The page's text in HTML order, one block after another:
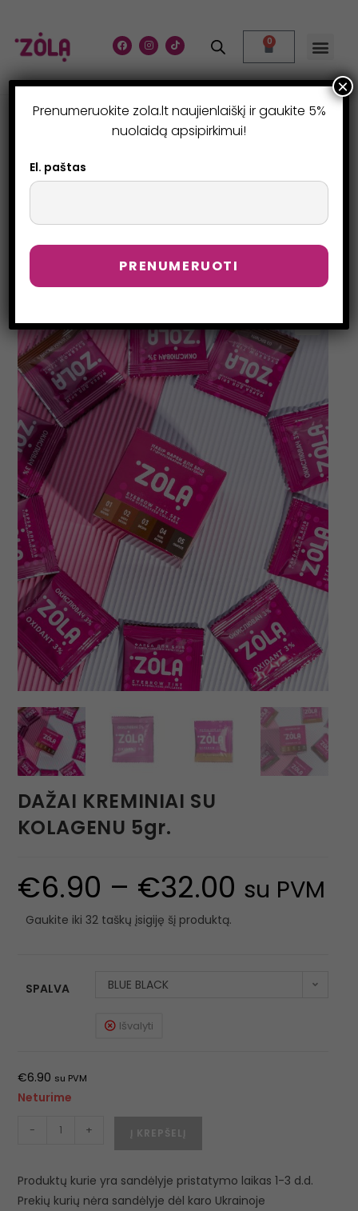
0
DAŽAI KREMINIAI SU
KOLAGENU 5GR.
DAŽAI KREMINIAI SU
KOLAGENU 5gr.
€6.90 – €32.00 su PVM
Gaukite iki 32 taškų įsigiję šį produktą.
SPALVA BLUE BLACK
Išvalyti
€6.90 su PVM
Neturime
- + Į KREPŠELĮ
Produktų kurie yra sandėlyje pristatymo laikas 1-3 d.d.
Prekių kurių nėra sandėlyje dėl karo Ukrainoje
Prenumeruokite zola.lt naujienlaiškį ir gaukite 5%
nuolaidą apsipirkimui!
El. paštas
×